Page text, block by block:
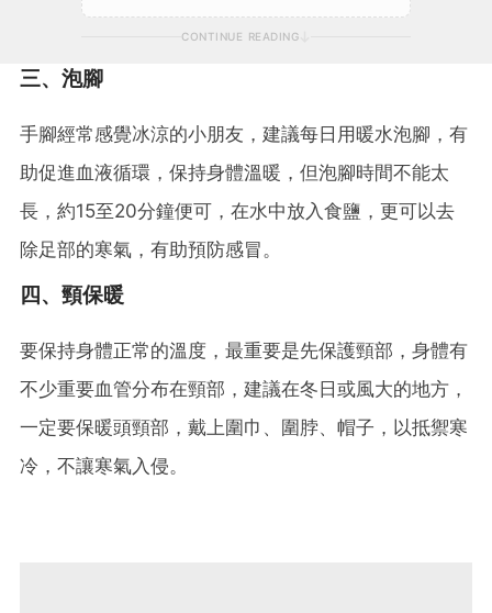
CONTINUE READING
三、泡腳
手腳經常感覺冰涼的小朋友，建議每日用暖水泡腳，有
助促進血液循環，保持身體溫暖，但泡腳時間不能太
長，約15至20分鐘便可，在水中放入食鹽，更可以去
除足部的寒氣，有助預防感冒。
四、頸保暖
要保持身體正常的溫度，最重要是先保護頸部，身體有
不少重要血管分布在頸部，建議在冬日或風大的地方，
一定要保暖頭頸部，戴上圍巾、圍脖、帽子，以抵禦寒
冷，不讓寒氣入侵。